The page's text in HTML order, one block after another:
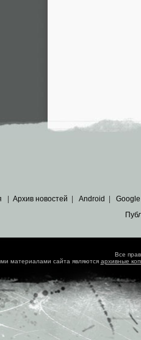
Архив новостей Android Google
Все
материалами сайта являются архивные